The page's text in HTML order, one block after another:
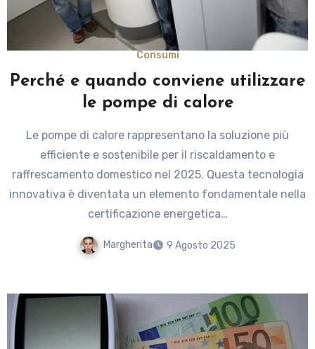
Consumi
Perché e quando conviene utilizzare
le pompe di calore
Le pompe di calore rappresentano la soluzione più
efficiente e sostenibile per il riscaldamento e
raffrescamento domestico nel 2025. Questa tecnologia
innovativa è diventata un elemento fondamentale nella
certificazione energetica…
Margherita 9 Agosto 2025